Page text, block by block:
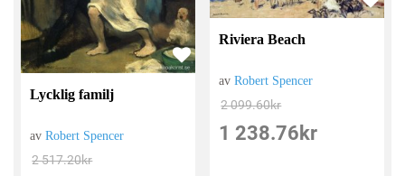
Lycklig familj
avRobert Spencer
2 517.20kr
Riviera Beach
avRobert Spencer
2 099.60kr
1 238.76 kr